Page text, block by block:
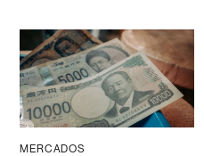
MERCADOS